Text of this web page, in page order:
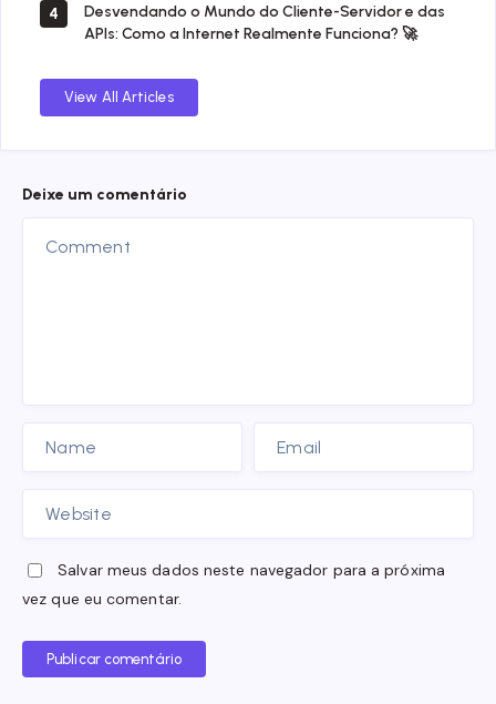
4
Desvendando o Mundo do Cliente-Servidor e das
APIs: Como a Internet Realmente Funciona? 🚀
View All Articles
Deixe um comentário
Salvar meus dados neste navegador para a próxima
vez que eu comentar.
Publicar comentário